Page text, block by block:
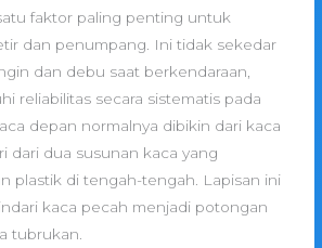
faktor paling penting untuk
dan penumpang. Ini tidak sekedar
dan debu saat berkendaraan,
reliabilitas secara sistematis pada
depan normalnya dibikin dari kaca
dari dua susunan kaca yang
plastik di tengah-tengah. Lapisan ini
kaca pecah menjadi potongan
tubrukan.